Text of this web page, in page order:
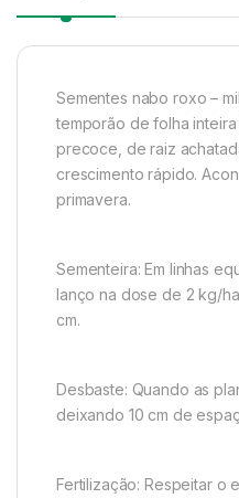
Sementes nabo roxo –
temporão de folha
precoce, de raiz
crescimento rápido.
primavera.
Sementeira: Em linhas
lanço na dose de 2 kg/
cm.
Desbaste: Quando as
deixando 10 cm de
Fertilização: Respeitar o